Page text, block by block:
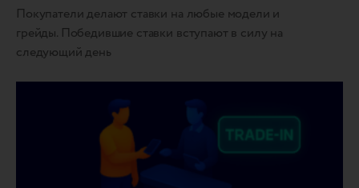
Покупатели делают ставки на любые модели и
грейды. Победившие ставки вступают в силу на
следующий день